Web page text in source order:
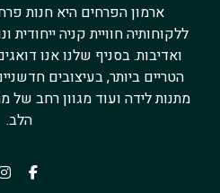
ארמון הפרחים היא חנות
ללקוחותיה חוויית קניה
ואדיבות. בסניף שלנו אנו
הטריים ביותר, בעיצובים
מתנות לידה ועוד מגוון רחב של
הלב.